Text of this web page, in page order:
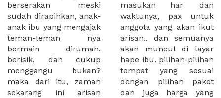
berserakan meski
sudah dirapihkan, anak-
anak ibu yang mengajak
teman-teman nya
bermain dirumah.
berisik, dan cukup
menggangu bukan?
maka dari itu, zaman
sekarang ini arisan
masukan hari dan
waktunya, pax untuk
anggota yang akan ikut
arisan.. dan semuanya
akan muncul di layar
hape ibu. pilihan-pilihan
tempat yang sesuai
dengan pilihan paket
dan juga harga yang